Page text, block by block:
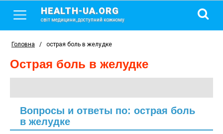
HEALTH-UA.ORG
світ медицини, доступний кожному
Головна / острая боль в желудке
острая боль в желудке
Вопросы и ответы по: острая боль
в желудке